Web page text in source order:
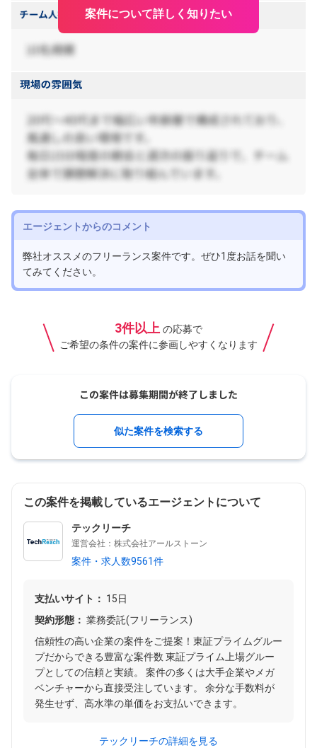
案件について詳しく知りたい
エージェントからのコメント
弊社オススメのフリーランス案件です。ぜひ1度お話を聞い
てみてください。
3件以上 の応募で
ご希望の条件の案件に参画しやすくなります
似た案件を検索する
この案件を掲載しているエージェントについて
テックリーチ
運営会社：株式会社アールストーン
案件・求人数9561件
支払いサイト： 15日
契約形態： 業務委託(フリーランス)
信頼性の高い企業の案件をご提案！東証プライムグルー
プだからできる豊富な案件数 東証プライム上場グルー
プとしての信頼と実績。 案件の多くは大手企業やメガ
ベンチャーから直接受注しています。 余分な手数料が
発生せず、高水準の単価をお支払いできます。
テックリーチの詳細を見る